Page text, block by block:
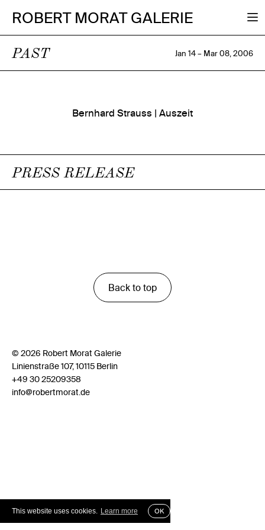
This website uses cookies. Learn more OK
ROBERT MORAT GALERIE
PAST Jan 14 – Mar 08, 2006
Bernhard Strauss | Auszeit
PRESS RELEASE
Back to top
© 2026 Robert Morat Galerie
Linienstraße 107, 10115 Berlin
+49 30 25209358
info@robertmorat.de